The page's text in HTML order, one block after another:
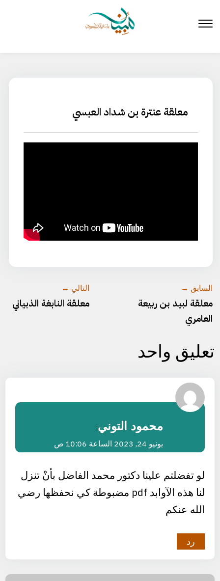
المحتوى
معلقة عنترة بن شداد العبسي
السابق →
معلقة لبيد بن ربيعة
العامري
التالي ←
معلقة النابغة الذبياني
تعليق واحد
محمود التوني:
يونيو 24, 2023 الساعة 10:06 ص
لو تفضلتم علينا دكتور محمد الفاضل بأنْ تنزل
لنا هذه الآوابد pdf مضبوطة كي نحفظها رضي
الله عنكم
رد